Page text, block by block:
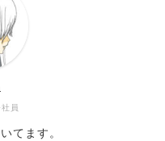
員
てます。